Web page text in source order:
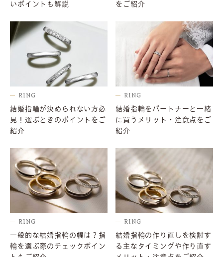
いポイントも解説
をご紹介
RING
結婚指輪が決められない方必
見！選ぶときのポイントをご
紹介
RING
結婚指輪をパートナーと一緒
に買うメリット・注意点をご
紹介
RING
一般的な結婚指輪の幅は？指
輪を選ぶ際のチェックポイン
RING
結婚指輪の作り直しを検討す
る主なタイミングや作り直す